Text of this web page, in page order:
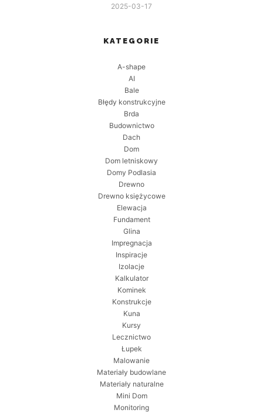
2025-03-17
KATEGORIE
A-shape
AI
Bale
Błędy konstrukcyjne
Brda
Budownictwo
Dach
Dom
Dom letniskowy
Domy Podlasia
Drewno
Drewno księżycowe
Elewacja
Fundament
Glina
Impregnacja
Inspiracje
Izolacje
Kalkulator
Kominek
Konstrukcje
Kuna
Kursy
Lecznictwo
Łupek
Malowanie
Materiały budowlane
Materiały naturalne
Mini Dom
Monitoring